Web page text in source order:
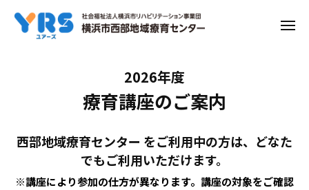
メ
療
育
2026年度
療育講座のご案内
西部地域療育センター をご利用中の方は、どなた
でもご利用いただけます。
※講座により参加の仕方が異なります。講座の対象をご確認